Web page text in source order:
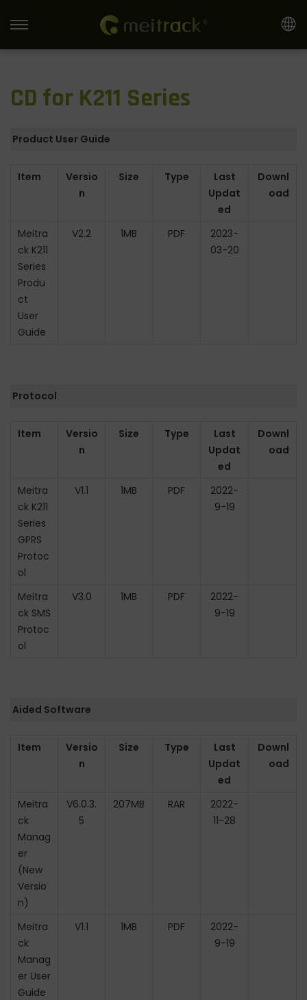
S
k
p
t
S
k
p
t
CD for K211 Series
Product User Guide
Item
Versio
n
Size Type
Last
Updat
ed
Downl
oad
Meitra
ck K211
Series
Produ
ct
User
Guide
V2.2 1MB PDF
2023-
03-20
Protocol
Item
Versio
n
Size Type
Last
Updat
ed
Downl
oad
Meitra
ck K211
Series
GPRS
Protoc
ol
V1.1 1MB PDF
2022-
9-19
Meitra
ck SMS
Protoc
ol
V3.0 1MB PDF
2022-
9-19
Aided Software
Item
Versio
n
Size Type
Last
Updat
ed
Downl
oad
Meitra
ck
Manag
er
(New
Versio
n)
V6.0.3.
5
207MB RAR
2022-
11-28
Meitra
ck
Manag
er User
Guide
V1.1 1MB PDF
2022-
9-19